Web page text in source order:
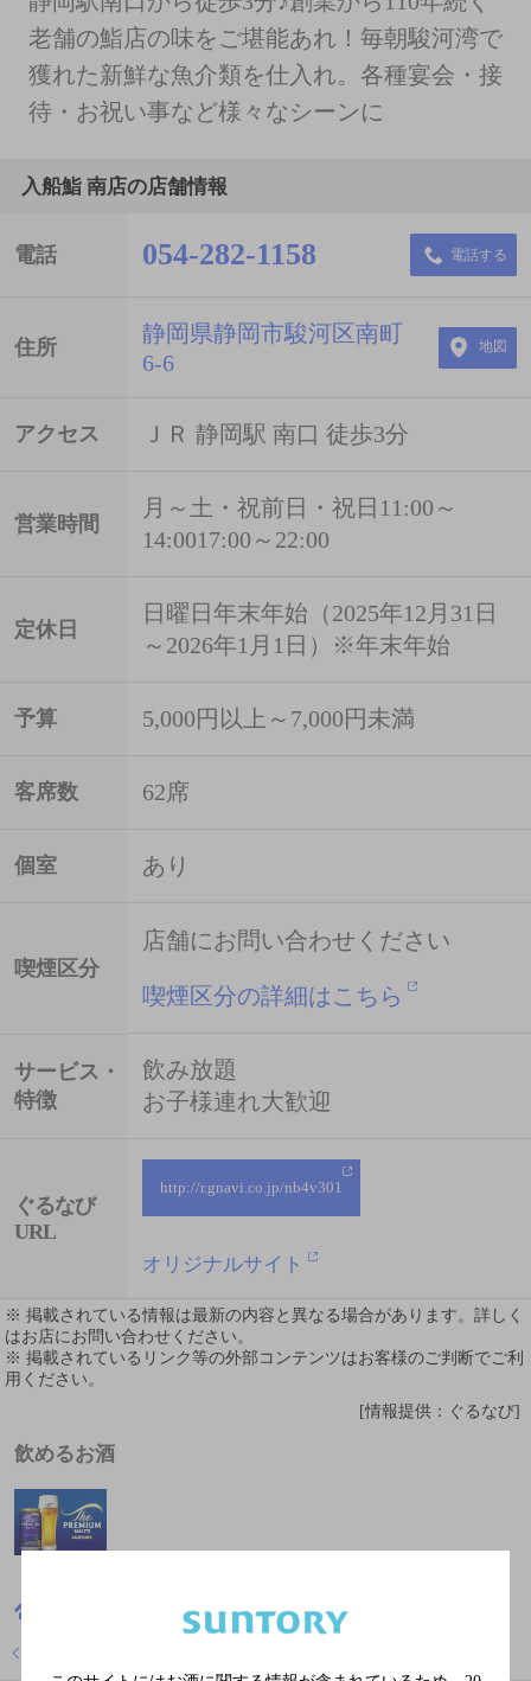
老舗の鮨店の味をご堪能あれ！毎朝駿河湾で
獲れた新鮮な魚介類を仕入れ。各種宴会・接
待・お祝い事など様々なシーンに
入船鮨 南店の店舗情報
電話 054-282-1158 電話する
住所
静岡県静岡市駿河区南町
6-6
地図
アクセス ＪＲ 静岡駅 南口 徒歩3分
営業時間
月～土・祝前日・祝日11:00～
14:0017:00～22:00
定休日
日曜日年末年始（2025年12月31日
～2026年1月1日）※年末年始
予算 5,000円以上～7,000円未満
客席数 62席
個室 あり
喫煙区分
店舗にお問い合わせください
喫煙区分の詳細はこちら
サービス・
特徴
飲み放題
お子様連れ大歓迎
ぐるなび
URL
http://r.gnavi.co.jp/nb4v301
オリジナルサイト
※ 掲載されている情報は最新の内容と異なる場合があります。詳しく
はお店にお問い合わせください。
※ 掲載されているリンク等の外部コンテンツはお客様のご判断でご利
用ください。
[情報提供：ぐるなび]
飲めるお酒
入船鮨 南店